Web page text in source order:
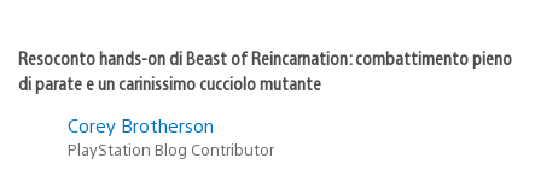
Resoconto hands-on di Beast of Reincarnation: combattimento pieno
di parate e un carinissimo cucciolo mutante
Corey Brotherson
PlayStation Blog Contributor